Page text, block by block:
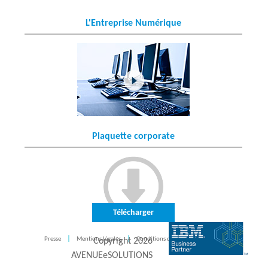
L'Entreprise Numérique
Plaquette corporate
Télécharger
Presse Mentions légales Conditions d'utilisation CONTACT
Copyright 2026
AVENUEeSOLUTIONS